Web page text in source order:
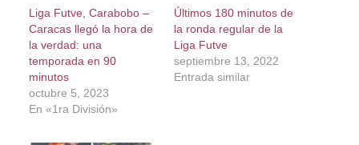
Liga Futve, Carabobo –
Caracas llegó la hora de
la verdad: una
temporada en 90
minutos
octubre 5, 2023
En «1ra División»
Últimos 180 minutos de
la ronda regular de la
Liga Futve
septiembre 13, 2022
Entrada similar